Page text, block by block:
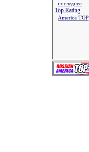
последнее
Top Rating
America TOP